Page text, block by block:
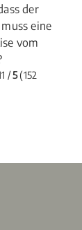
der
eine
vom
/5(152